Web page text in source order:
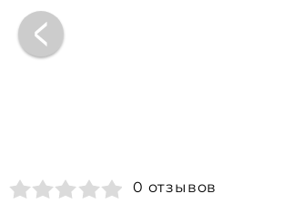
0 отзывов